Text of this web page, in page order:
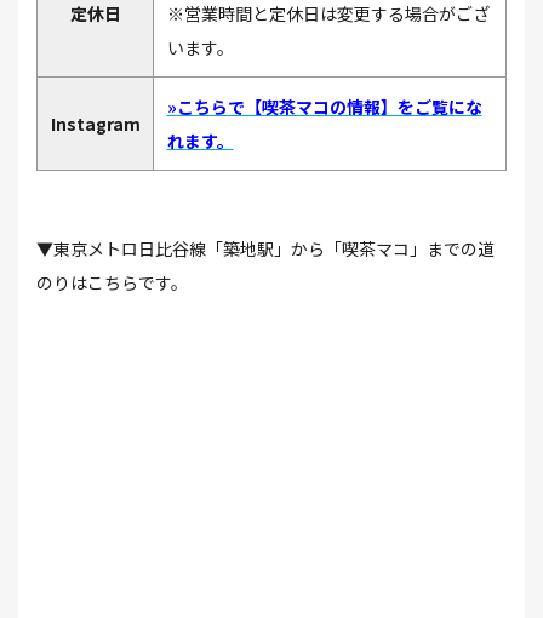
定休日
※営業時間と定休日は変更する場合がござ
います。
Instagram
»こちらで【喫茶マコの情報】をご覧にな
れます。
▼東京メトロ日比谷線「築地駅」から「喫茶マコ」までの道
のりはこちらです。